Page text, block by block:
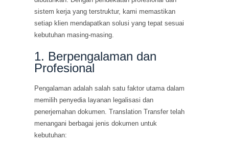
sistem kerja yang terstruktur, kami memastikan
setiap klien mendapatkan solusi yang tepat sesuai
kebutuhan masing-masing.
1. Berpengalaman dan
Profesional
Pengalaman adalah salah satu faktor utama dalam
memilih penyedia layanan legalisasi dan
penerjemahan dokumen. Translation Transfer telah
menangani berbagai jenis dokumen untuk
kebutuhan: